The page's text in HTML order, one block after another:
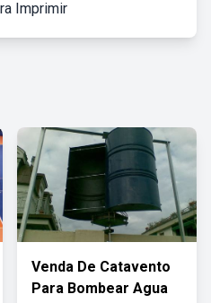
Imprimir
Venda De Catavento
Para Bombear Agua